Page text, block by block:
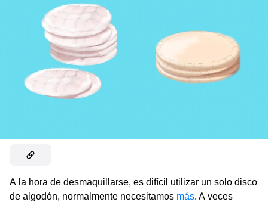
A la hora de desmaquillarse, es difícil utilizar un solo disco
de algodón, normalmente necesitamos más. A veces